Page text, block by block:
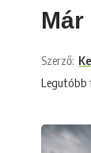
Legutóbb
Szerző: